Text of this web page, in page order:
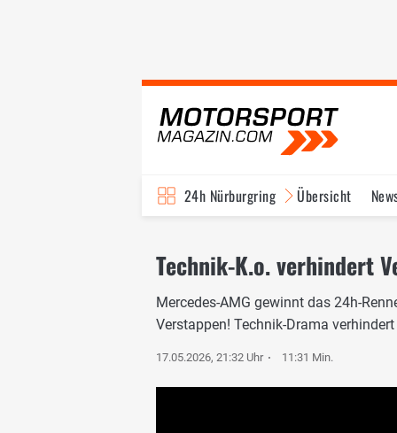
24h Nürburgring Übersicht
Technik-K.o. verhindert
Mercedes-AMG gewinnt das 24h-
Verstappen! Technik-Drama
17.05.2026, 21:32 Uhr 11:31 Min.